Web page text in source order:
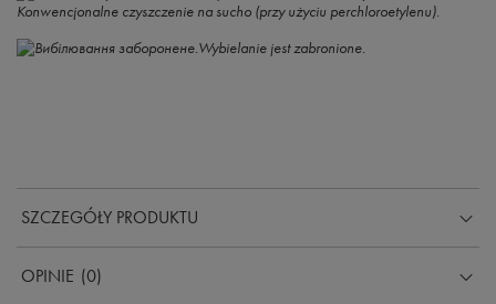
Konwencjonalne czyszczenie na sucho (przy użyciu perchloroetylenu).
Wybielanie jest zabronione.
SZCZEGÓŁY PRODUKTU
OPINIE (0)